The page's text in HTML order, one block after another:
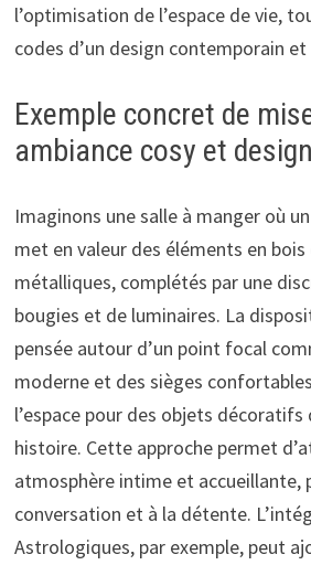
l’optimisation de l’espace de vie,
codes d’un design contemporain et
Exemple concret de
ambiance cosy et
Imaginons une salle à manger où
met en valeur des éléments en
métalliques, complétés par une
bougies et de luminaires. La
pensée autour d’un point focal
moderne et des sièges
l’espace pour des objets
histoire. Cette approche permet
atmosphère intime et accueillante,
conversation et à la détente.
Astrologiques, par exemple, peut